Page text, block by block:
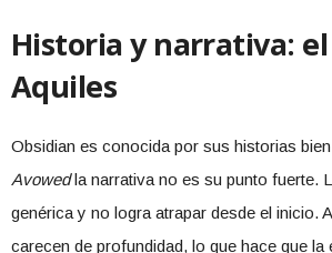
Historia y narrativa:
Aquiles
Obsidian es conocida por sus historias
Avowedla narrativa no es su punto fuerte.
genérica y no logra atrapar desde el inicio.
carecen de profundidad, lo que hace que la